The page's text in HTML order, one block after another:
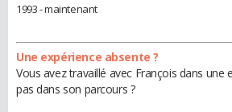
1993 - maintenant
Une expérience absente ?
Vous avez travaillé avec François dans une
pas dans son parcours ?